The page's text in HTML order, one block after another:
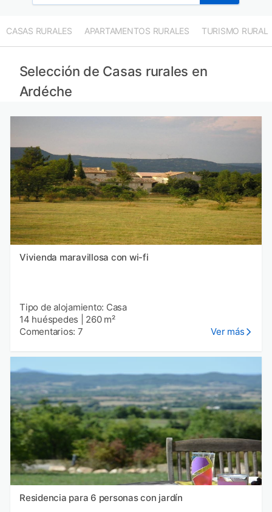
Casas rurales en Vaucluse provincia
Casas rurales en Ródano provincia
Casas rurales en Isere provincia
CASAS RURALES APARTAMENTOS RURALES TURISMO RURAL
Selección de Casas rurales en
Ardéche
Vivienda maravillosa con wi-fi
Tipo de alojamiento: Casa
14 huéspedes
260 m²
Comentarios: 7
Ver más
Residencia para 6 personas con jardín